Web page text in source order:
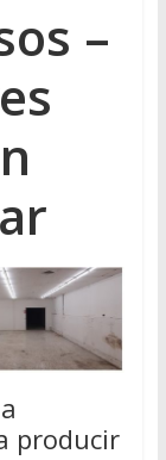
–
producir